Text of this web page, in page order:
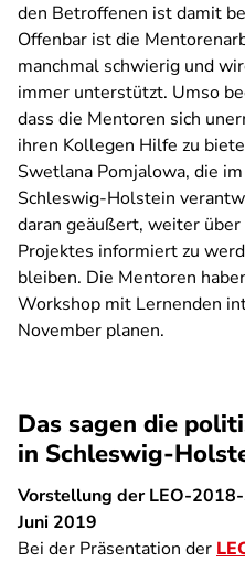
den Betroffenen ist damit
Offenbar ist die
manchmal schwierig und
immer unterstützt. Umso
dass die Mentoren sich
ihren Kollegen Hilfe zu
Swetlana Pomjalowa, die
Schleswig-Holstein
daran geäußert, weiter
Projektes informiert zu
bleiben. Die Mentoren
Workshop mit Lernenden
November planen.
Das sagen die
in Schleswig-
Vorstellung der LEO-
Juni 2019
Bei der Präsentation der